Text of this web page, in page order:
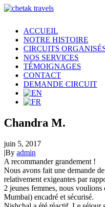
ACCUEIL
NOTRE HISTOIRE
CIRCUITS
NOS SERVICES
TÉMOIGNAGES
CONTACT
DEMANDE CIRCUIT
Chandra M.
juin 5, 2017
|By admin
A recommander grandement !
Nous avons fait une demande
relativement exigeantes par
2 jeunes femmes, nous
Mumbai) encadré et sécurisé.